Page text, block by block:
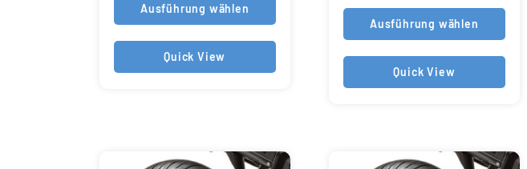
Ausführung wählen
Quick View
Ausführung wählen
Quick View